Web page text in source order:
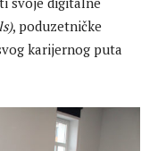
, poduzetničke
karijernog puta